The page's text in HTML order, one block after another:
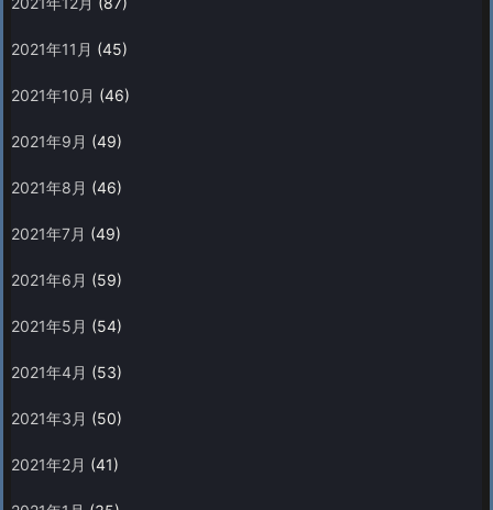
2021年11月 (45)
2021年10月 (46)
2021年9月 (49)
2021年8月 (46)
2021年7月 (49)
2021年6月 (59)
2021年5月 (54)
2021年4月 (53)
2021年3月 (50)
2021年2月 (41)